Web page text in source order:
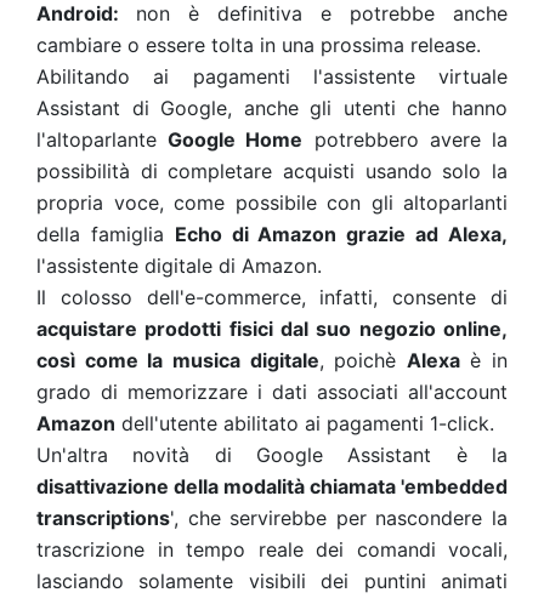
Android: non è definitiva e potrebbe anche
cambiare o essere tolta in una prossima release.
Abilitando ai pagamenti l'assistente virtuale
Assistant di Google, anche gli utenti che hanno
l'altoparlanteGoogle Home potrebbero avere la
possibilità di completare acquisti usando solo la
propria voce, come possibile con gli altoparlanti
della famiglia Echo di Amazon grazie ad Alexa,
l'assistente digitale di Amazon.
Il colosso dell'e-commerce, infatti, consente di
acquistare prodotti fisici dal suo negozio online,
così come la musica digitale, poichè Alexaè in
grado di memorizzare i dati associati all'account
Amazon dell'utente abilitato ai pagamenti 1-click.
Un'altra novità di Google Assistant è la
disattivazione della modalità chiamata 'embedded
transcriptions', che servirebbe per nascondere la
trascrizione in tempo reale dei comandi vocali,
lasciando solamente visibili dei puntini animati